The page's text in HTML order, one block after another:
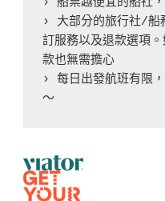
› 大部分的旅行社/船
訂服務以及退款選項
款也無需擔心
› 每日出發航班有限
～